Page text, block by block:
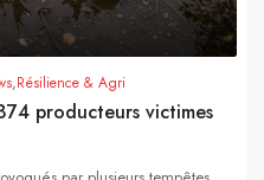
,Résilience & Agri
producteurs victimes